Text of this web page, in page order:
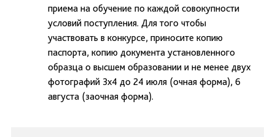
приема на обучение по каждой совокупности
условий поступления. Для того чтобы
участвовать в конкурсе, приносите копию
паспорта, копию документа установленного
образца о высшем образовании и не менее двух
фотографий 3х4 до 24 июля (очная форма), 6
августа (заочная форма).